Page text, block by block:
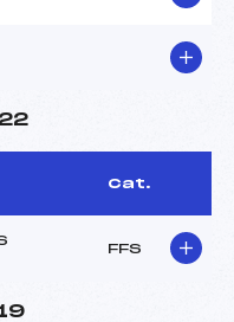
Cat.
FFS